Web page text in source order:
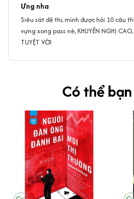
Ưng nha
Siêu sát đề thi, mình được hỏi 10 câu
vựng xong pass nè, KHUYẾN NGHỊ
TUYỆT VỜI
Có thể